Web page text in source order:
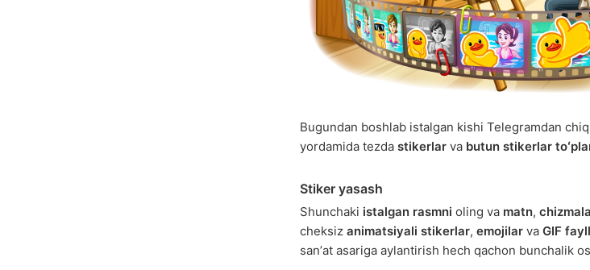
Bugundan boshlab istalgan kishi Telegramdan
yordamida tezda stikerlar va butun stikerlar
Stiker yasash
Shunchaki istalgan rasmni oling va matn,
cheksiz animatsiyali stikerlar, emojilar va GIF
sanʼat asariga aylantirish hech qachon bunchalik